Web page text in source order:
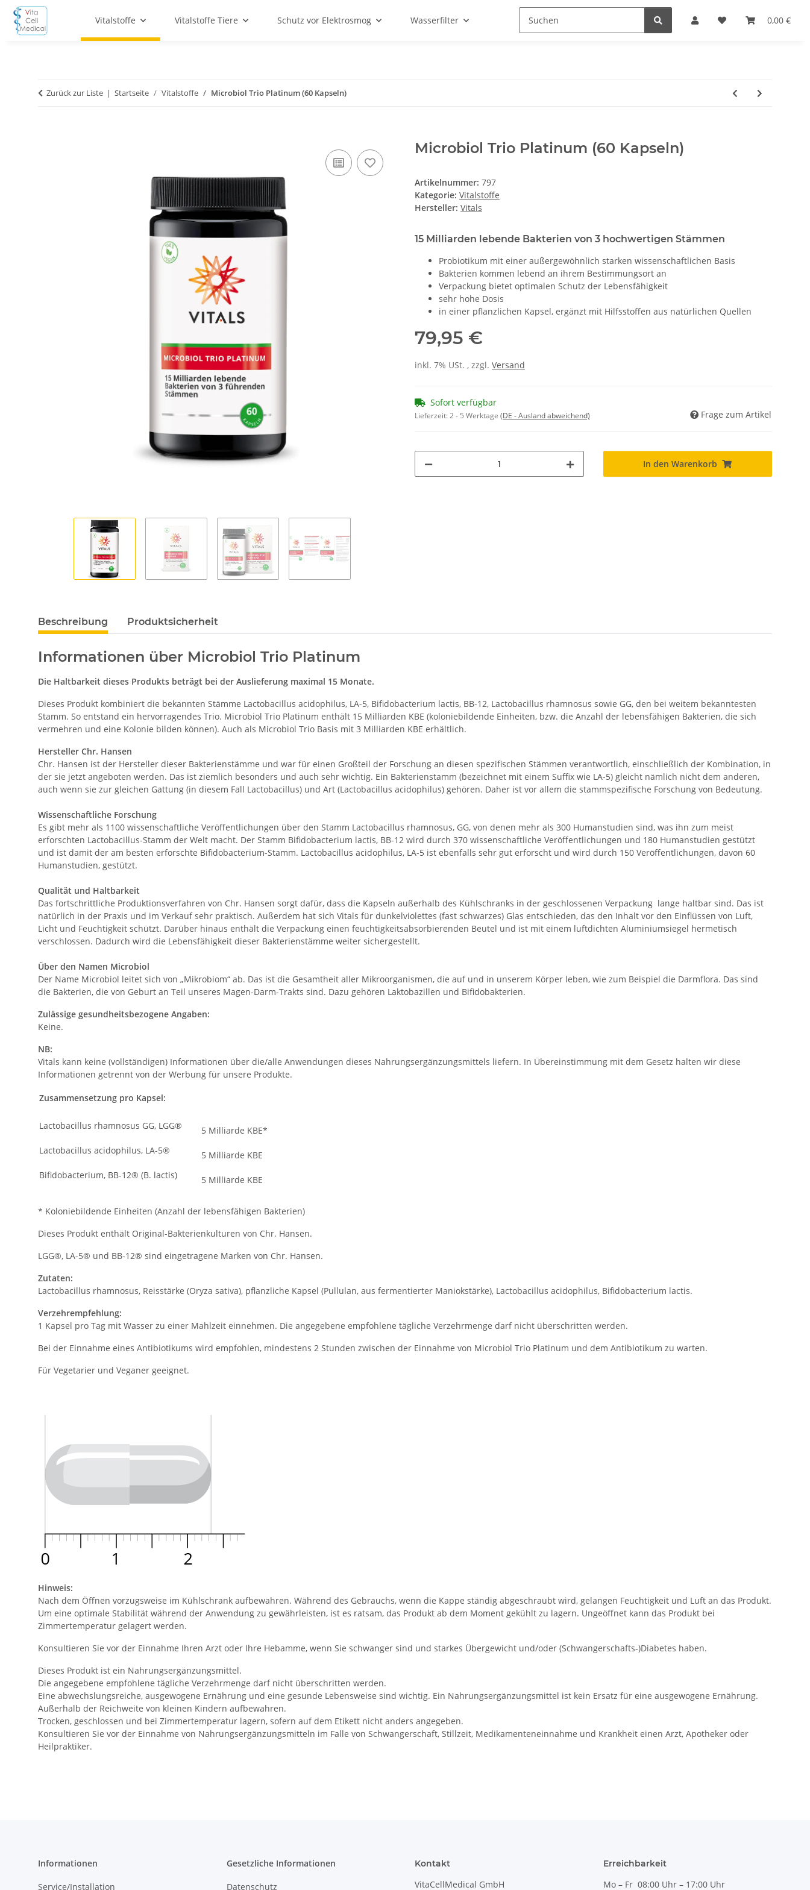
0,00 €
Vitalstoffe Vitalstoffe Tiere Schutz vor Elektrosmog Wasserfilter
Zurück zur Liste Startseite Vitalstoffe Microbiol Trio Platinum (60 Kapseln)
Microbiol Trio Platinum (60 Kapseln)
Artikelnummer: 797
Kategorie: Vitalstoffe
Hersteller: Vitals
15 Milliarden lebende Bakterien von 3 hochwertigen Stämmen
Probiotikum mit einer außergewöhnlich starken wissenschaftlichen Basis
Bakterien kommen lebend an ihrem Bestimmungsort an
Verpackung bietet optimalen Schutz der Lebensfähigkeit
sehr hohe Dosis
in einer pflanzlichen Kapsel, ergänzt mit Hilfsstoffen aus natürlichen Quellen
79,95 €
inkl. 7% USt. , zzgl. Versand
Sofort verfügbar
Lieferzeit:2 - 5 Werktage (DE - Ausland abweichend) Frage zum Artikel
In den Warenkorb
Beschreibung Produktsicherheit
Informationen über Microbiol Trio Platinum
Die Haltbarkeit dieses Produkts beträgt bei der Auslieferung maximal 15 Monate.
Dieses Produkt kombiniert die bekannten Stämme Lactobacillus acidophilus, LA-5, Bifidobacterium lactis, BB-12, Lactobacillus rhamnosus sowie GG, den bei weitem bekanntesten
Stamm. So entstand ein hervorragendes Trio. Microbiol Trio Platinum enthält 15 Milliarden KBE (koloniebildende Einheiten, bzw. die Anzahl der lebensfähigen Bakterien, die sich
vermehren und eine Kolonie bilden können). Auch als Microbiol Trio Basis mit 3 Milliarden KBE erhältlich.
Hersteller Chr. Hansen
Chr. Hansen ist der Hersteller dieser Bakterienstämme und war für einen Großteil der Forschung an diesen spezifischen Stämmen verantwortlich, einschließlich der Kombination, in
der sie jetzt angeboten werden. Das ist ziemlich besonders und auch sehr wichtig. Ein Bakterienstamm (bezeichnet mit einem Suffix wie LA-5) gleicht nämlich nicht dem anderen,
auch wenn sie zur gleichen Gattung (in diesem Fall Lactobacillus) und Art (Lactobacillus acidophilus) gehören. Daher ist vor allem die stammspezifische Forschung von Bedeutung.
Wissenschaftliche Forschung
Es gibt mehr als 1100 wissenschaftliche Veröffentlichungen über den Stamm Lactobacillus rhamnosus, GG, von denen mehr als 300 Humanstudien sind, was ihn zum meist
erforschten Lactobacillus-Stamm der Welt macht. Der Stamm Bifidobacterium lactis, BB-12 wird durch 370 wissenschaftliche Veröffentlichungen und 180 Humanstudien gestützt
und ist damit der am besten erforschte Bifidobacterium-Stamm. Lactobacillus acidophilus, LA-5 ist ebenfalls sehr gut erforscht und wird durch 150 Veröffentlichungen, davon 60
Humanstudien, gestützt.
Qualität und Haltbarkeit
Das fortschrittliche Produktionsverfahren von Chr. Hansen sorgt dafür, dass die Kapseln außerhalb des Kühlschranks in der geschlossenen Verpackung lange haltbar sind. Das ist
natürlich in der Praxis und im Verkauf sehr praktisch. Außerdem hat sich Vitals für dunkelviolettes (fast schwarzes) Glas entschieden, das den Inhalt vor den Einflüssen von Luft,
Licht und Feuchtigkeit schützt. Darüber hinaus enthält die Verpackung einen feuchtigkeitsabsorbierenden Beutel und ist mit einem luftdichten Aluminiumsiegel hermetisch
verschlossen. Dadurch wird die Lebensfähigkeit dieser Bakterienstämme weiter sichergestellt.
Über den Namen Microbiol
Der Name Microbiol leitet sich von „Mikrobiom“ ab. Das ist die Gesamtheit aller Mikroorganismen, die auf und in unserem Körper leben, wie zum Beispiel die Darmflora. Das sind
die Bakterien, die von Geburt an Teil unseres Magen-Darm-Trakts sind. Dazu gehören Laktobazillen und Bifidobakterien.
Zulässige gesundheitsbezogene Angaben:
Keine.
NB:
Vitals kann keine (vollständigen) Informationen über die/alle Anwendungen dieses Nahrungsergänzungsmittels liefern. In Übereinstimmung mit dem Gesetz halten wir diese
Informationen getrennt von der Werbung für unsere Produkte.
Zusammensetzung pro Kapsel:
Lactobacillus rhamnosus GG, LGG®
5 Milliarde KBE*
Lactobacillus acidophilus, LA-5®
5 Milliarde KBE
Bifidobacterium, BB-12® (B. lactis)
5 Milliarde KBE
* Koloniebildende Einheiten (Anzahl der lebensfähigen Bakterien)
Dieses Produkt enthält Original-Bakterienkulturen von Chr. Hansen.
LGG®, LA-5® und BB-12® sind eingetragene Marken von Chr. Hansen.
Zutaten:
Lactobacillus rhamnosus, Reisstärke (Oryza sativa), pflanzliche Kapsel (Pullulan, aus fermentierter Maniokstärke), Lactobacillus acidophilus, Bifidobacterium lactis.
Verzehrempfehlung:
1 Kapsel pro Tag mit Wasser zu einer Mahlzeit einnehmen. Die angegebene empfohlene tägliche Verzehrmenge darf nicht überschritten werden.
Bei der Einnahme eines Antibiotikums wird empfohlen, mindestens 2 Stunden zwischen der Einnahme von Microbiol Trio Platinum und dem Antibiotikum zu warten.
Für Vegetarier und Veganer geeignet.
Hinweis:
Nach dem Öffnen vorzugsweise im Kühlschrank aufbewahren. Während des Gebrauchs, wenn die Kappe ständig abgeschraubt wird, gelangen Feuchtigkeit und Luft an das Produkt.
Um eine optimale Stabilität während der Anwendung zu gewährleisten, ist es ratsam, das Produkt ab dem Moment gekühlt zu lagern. Ungeöffnet kann das Produkt bei
Zimmertemperatur gelagert werden.
Konsultieren Sie vor der Einnahme Ihren Arzt oder Ihre Hebamme, wenn Sie schwanger sind und starkes Übergewicht und/oder (Schwangerschafts-)Diabetes haben.
Dieses Produkt ist ein Nahrungsergänzungsmittel.
Die angegebene empfohlene tägliche Verzehrmenge darf nicht überschritten werden.
Eine abwechslungsreiche, ausgewogene Ernährung und eine gesunde Lebensweise sind wichtig. Ein Nahrungsergänzungsmittel ist kein Ersatz für eine ausgewogene Ernährung.
Außerhalb der Reichweite von kleinen Kindern aufbewahren.
Trocken, geschlossen und bei Zimmertemperatur lagern, sofern auf dem Etikett nicht anders angegeben.
Konsultieren Sie vor der Einnahme von Nahrungsergänzungsmitteln im Falle von Schwangerschaft, Stillzeit, Medikamenteneinnahme und Krankheit einen Arzt, Apotheker oder
Heilpraktiker.
Informationen
Service/Installation
Gesetzliche Informationen
Datenschutz
Kontakt
VitaCellMedical GmbH
Erreichbarkeit
Mo – Fr 08:00 Uhr – 17:00 Uhr